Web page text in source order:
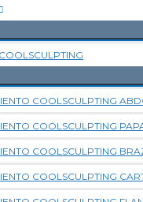
COOLSCULPTING
COOLSCULPTING
COOLSCULPTING
COOLSCULPTING